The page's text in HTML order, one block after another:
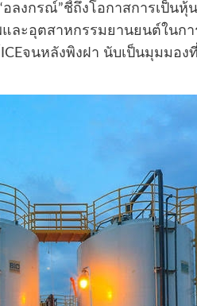
ลงกรณ์”ชี้ถึงโอกาสการเป็นหุ้
ะอุตสาหกรรมยานยนต์ในกา
จนหลังพิงฝา นับเป็นมุมมอง